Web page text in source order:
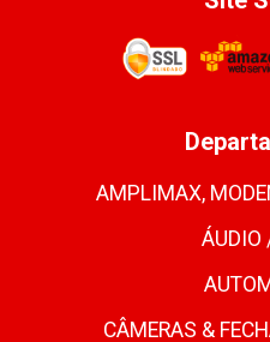
AMPLIMAX,
ÁUDIO
CÂMERAS &